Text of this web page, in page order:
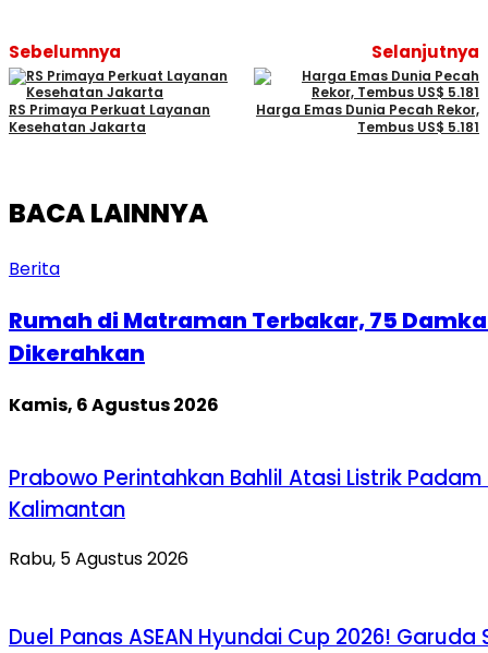
Sebelumnya
RS Primaya Perkuat Layanan
Kesehatan Jakarta
Selanjutnya
Harga Emas Dunia Pecah Rekor,
Tembus US$ 5.181
BACA LAINNYA
Berita
Rumah di Matraman Terbakar, 75
Dikerahkan
Kamis, 6 Agustus 2026
Prabowo Perintahkan Bahlil Atasi Listrik Padam
Kalimantan
Rabu, 5 Agustus 2026
Duel Panas ASEAN Hyundai Cup 2026! Garuda